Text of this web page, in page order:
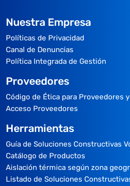
Nuestra Empresa
Políticas de Privacidad
Canal de Denuncias
Política Integrada de Gestión
Proveedores
Código de Ética para Proveedores
Acceso Proveedores
Herramientas
Guía de Soluciones Constructivas
Catálogo de Productos
Aislación térmica según zona
Listado de Soluciones